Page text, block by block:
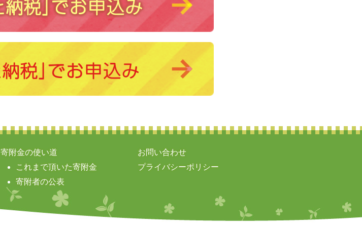
寄附金の使い道
これまで頂いた寄附金
寄附者の公表
お問い合わせ
プライバシーポリシー